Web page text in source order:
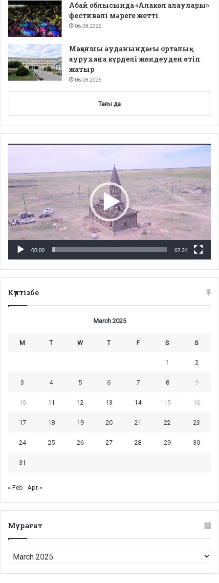
Абай облысында «Алакөл алаулары»
фестивалі мәреге жетті
06.08.2026
Мақаншы ауданындағы орталық
аурухана күрделі жөндеуден өтіп
жатыр
06.08.2026
Тағы да
00:00 02:24
Күнтізбе
March 2025
M T W T F S S
1 2
3 4 5 6 7 8 9
10 11 12 13 14 15 16
17 18 19 20 21 22 23
24 25 26 27 28 29 30
31
« Feb Apr »
Мұрағат
Мұрағат